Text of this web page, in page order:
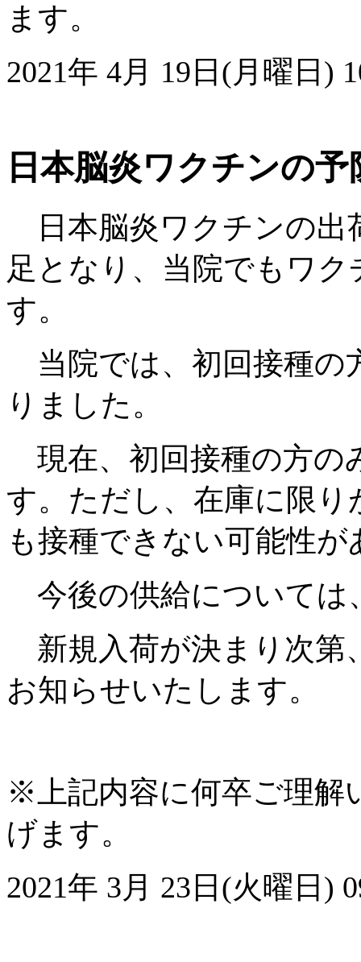
ます。
2021年 4月 19日(月曜日)
日本脳炎ワクチンの
日本脳炎ワクチンの出
足となり、当院でもワ
す。
当院では、初回接種の
りました。
現在、初回接種の方の
す。ただし、在庫に限
も接種できない可能性が
今後の供給については
新規入荷が決まり次第
お知らせいたします。
※上記内容に何卒ご理解
げます。
2021年 3月 23日(火曜日)